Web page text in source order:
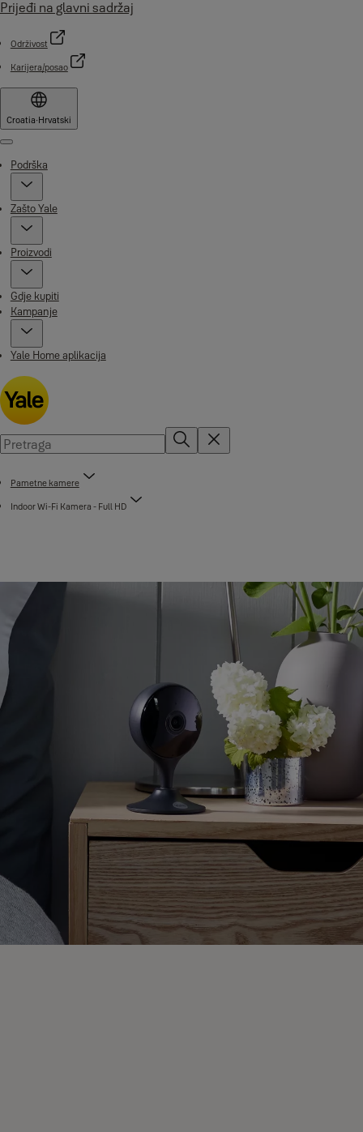
Prijeđi na glavni sadržaj
Održivost
Karijera/posao
Croatia·Hrvatski
Menu
Podrška
Zašto Yale
Proizvodi
Gdje kupiti
Kampanje
Yale Home aplikacija
Pametne kamere
Indoor Wi-Fi Kamera - Full HD